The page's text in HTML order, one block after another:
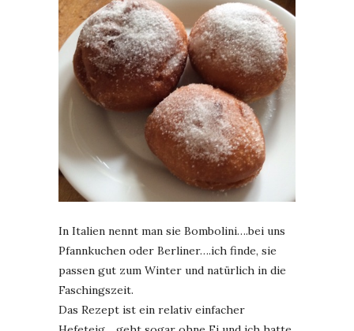
In Italien nennt man sie Bombolini….bei uns
Pfannkuchen oder Berliner….ich finde, sie
passen gut zum Winter und natürlich in die
Faschingszeit.
Das Rezept ist ein relativ einfacher